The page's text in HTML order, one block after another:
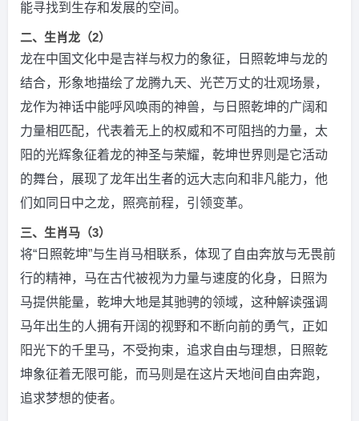
能寻找到生存和发展的空间。
二、生肖龙（2）
龙在中国文化中是吉祥与权力的象征，日照乾坤与龙的
结合，形象地描绘了龙腾九天、光芒万丈的壮观场景，
龙作为神话中能呼风唤雨的神兽，与日照乾坤的广阔和
力量相匹配，代表着无上的权威和不可阻挡的力量，太
阳的光辉象征着龙的神圣与荣耀，乾坤世界则是它活动
的舞台，展现了龙年出生者的远大志向和非凡能力，他
们如同日中之龙，照亮前程，引领变革。
三、生肖马（3）
将“日照乾坤”与生肖马相联系，体现了自由奔放与无畏前
行的精神，马在古代被视为力量与速度的化身，日照为
马提供能量，乾坤大地是其驰骋的领域，这种解读强调
马年出生的人拥有开阔的视野和不断向前的勇气，正如
阳光下的千里马，不受拘束，追求自由与理想，日照乾
坤象征着无限可能，而马则是在这片天地间自由奔跑，
追求梦想的使者。